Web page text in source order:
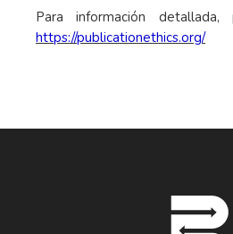
Para información
https://publicationethics.org/